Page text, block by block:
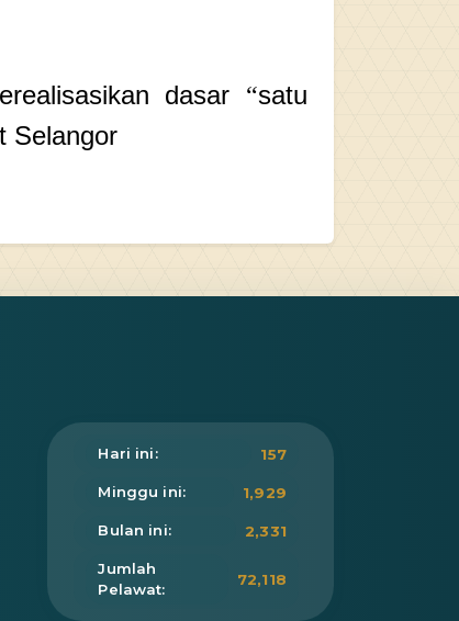
dasar “satu
Selangor
Hari ini: 157
Minggu ini: 1,929
Bulan ini: 2,331
Jumlah
Pelawat:
72,118